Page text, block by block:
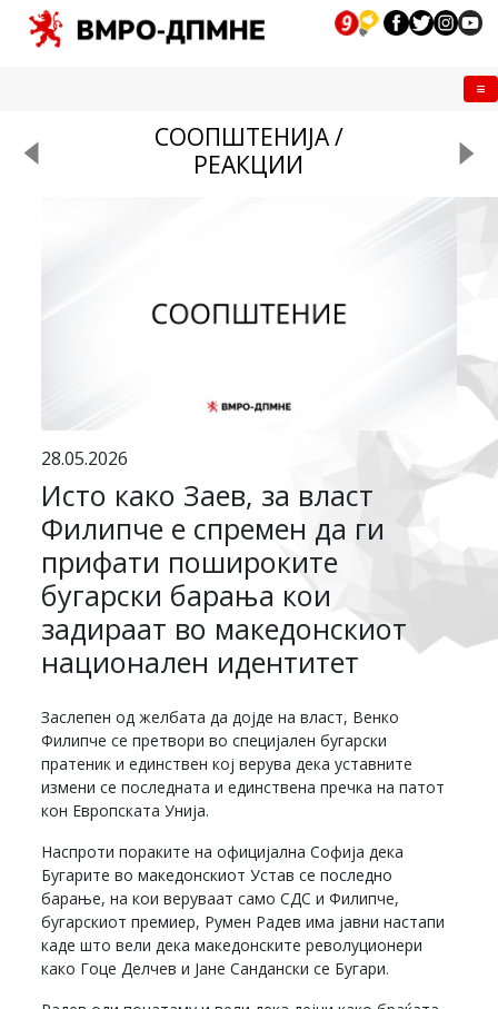
СООПШТЕНИЈА /
РЕАКЦИИ
28.05.2026
Исто како Заев, за власт
Филипче е спремен да ги
прифати пошироките
бугарски барања кои
задираат во македонскиот
национален идентитет
Заслепен од желбата да дојде на власт, Венко
Филипче се претвори во специјален бугарски
пратеник и единствен кој верува дека уставните
измени се последната и единствена пречка на патот
кон Европската Унија.
Наспроти пораките на официјална Софија дека
Бугарите во македонскиот Устав се последно
барање, на кои веруваат само СДС и Филипче,
бугарскиот премиер, Румен Радев има јавни настапи
каде што вели дека македонските револуционери
како Гоце Делчев и Јане Сандански се Бугари.